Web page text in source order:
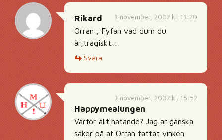
3 november, 2007 kl. 13:20
Rikard
Orran , Fyfan vad dum du
är,tragiskt…
Svara
3 november, 2007 kl. 15:52
Happymealungen
Varför allt hatande? Jag är ganska
säker på at Orran fattat vinken